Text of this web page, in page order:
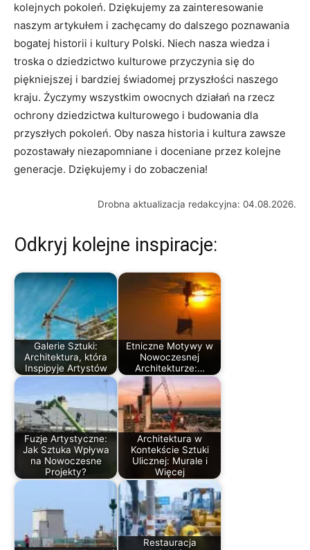
kolejnych pokoleń.⁤ Dziękujemy ⁤za⁣ zainteresowanie‍
naszym artykułem i ​zachęcamy ⁤do dalszego ​poznawania
bogatej‍ historii ⁢i kultury Polski. Niech nasza wiedza i
troska o dziedzictwo kulturowe przyczynia się do
piękniejszej‌ i‍ bardziej świadomej przyszłości naszego
kraju. ‌Życzymy wszystkim‌ owocnych działań ⁣na⁢ rzecz
ochrony dziedzictwa kulturowego i budowania dla
przyszłych pokoleń.⁤ Oby nasza historia ‌i kultura ⁤zawsze
pozostawały niezapomniane i‍ doceniane przez kolejne
generacje. Dziękujemy i do zobaczenia!
Drobna aktualizacja redakcyjna: 04.08.2026.
Odkryj kolejne inspiracje:
Galerie Sztuki:
Architektura, która
Inspiруje Artystów
Etniczne Motywy w
Nowoczesnej
Architekturze:…
Fuzje Artystyczne:
Jak Sztuka Wpływa
na Nowoczesne
Projekty?
Architektura w
Kontekście Sztuki
Ulicznej: Murale i
Więcej
Restauracja